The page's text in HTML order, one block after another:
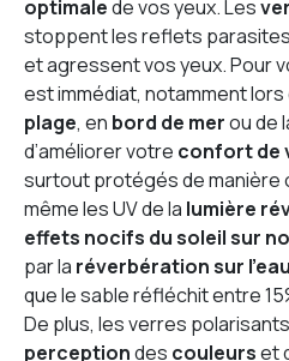
optimalede vos yeux. Les
stoppent les reflets
et agressent vos yeux. Pour
est immédiat, notamment lors
plage, en bord de merou de
d’améliorer votre confort de
surtout protégés de manière
même les UV de la lumière
effets nocifs du soleilsur
par la réverbérationsur l’eau
que le sable réfléchit entre
De plus, les verres polarisants
perceptiondes couleurset